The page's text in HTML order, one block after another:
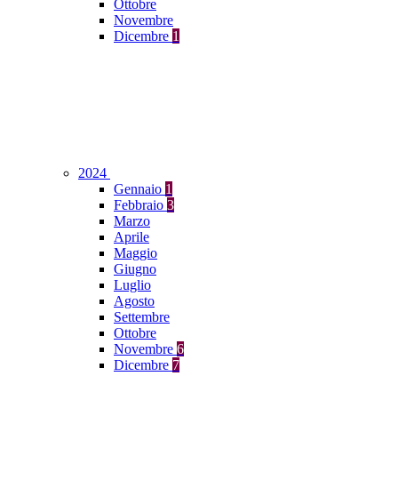
Ottobre
Novembre
Dicembre 1
2024
Gennaio 1
Febbraio 3
Marzo
Aprile
Maggio
Giugno
Luglio
Agosto
Settembre
Ottobre
Novembre 6
Dicembre 7